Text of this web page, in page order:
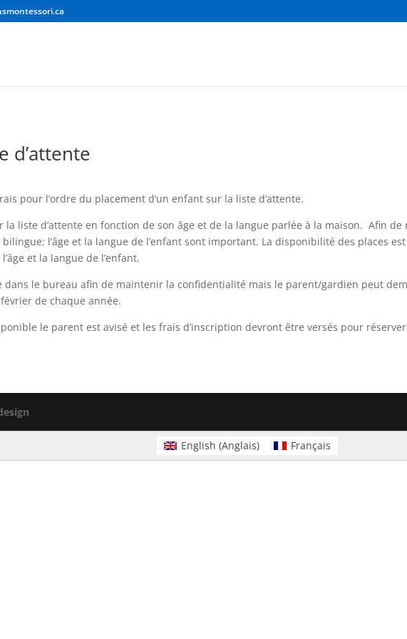
d’attente
pour l’ordre du placement d’un enfant sur la liste d’attente.
liste d’attente en fonction de son âge et de la langue parlée à la maison. Afin
l’âge et la langue de l’enfant sont important. La disponibilité des places
et la langue de l’enfant.
dans le bureau afin de maintenir la confidentialité mais le parent/gardien peut
de chaque année.
le parent est avisé et les frais d’inscription devront être versés pour
English (Anglais) Français